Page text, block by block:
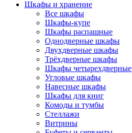
Шкафы и хранение
Все шкафы
Шкафы-купе
Шкафы распашные
Однодверные шкафы
Двухдверные шкафы
Трёхдверные шкафы
Шкафы четырехдверные
Угловые шкафы
Навесные шкафы
Шкафы для книг
Комоды и тумбы
Стеллажи
Витрины